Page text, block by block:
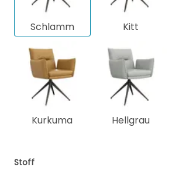
Schlamm Kitt
Kurkuma Hellgrau
Stoff